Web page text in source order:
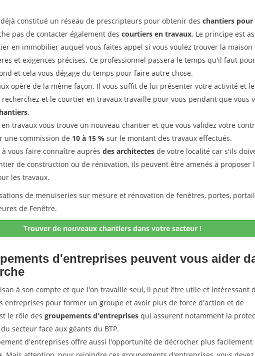
déjà constitué un réseau de prescripteurs pour obtenir des chantiers
pas de contacter également des courtiers en travaux. Le principe est
en immobilier auquel vous faites appel si vous voulez trouver la maison
et exigences précises. Ce professionnel passera le temps qu'il faut
et cela vous dégage du temps pour faire autre chose.
opère de la même façon. Il vous suffit de lui présenter votre activité et
recherchez et le courtier en travaux travaille pour vous pendant que vous
.
travaux vous trouve un nouveau chantier et que vous validez votre
une commission de 10 à 15 % sur le montant des travaux effectués.
vous faire connaître auprès des architectes de votre localité car s'ils
de construction ou de rénovation, ils peuvent être amenés à proposer
les travaux.
de menuiseries sur mesure et rénovation de fenêtres, portes,
de Fenêtre.
Trouver de nouveaux chantiers dans votre secteur !
d'entreprises peuvent vous aider
à son compte et que l'on travaille seul, il peut être utile et intéressant
entreprises pour former un groupe et avoir plus de force d'action et de
le rôle des groupements d'entreprises qui assurent notamment la
secteur face aux géants du BTP.
d'entreprises offre aussi l'opportunité de décrocher plus facilement